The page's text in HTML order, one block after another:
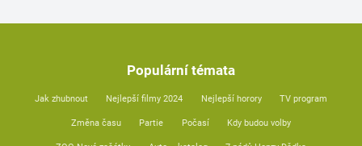
Populární témata
Jak zhubnout Nejlepší filmy 2024 Nejlepší horory TV program
Změna času Partie Počasí Kdy budou volby